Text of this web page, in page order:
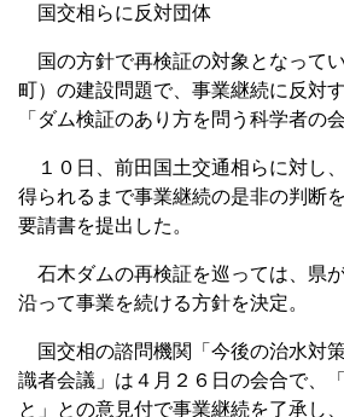
国交相らに反対団体
国の方針で再検証の対象となって
町）の建設問題で、事業継続に反対
「ダム検証のあり方を問う科学者の
１０日、前田国土交通相らに対し
得られるまで事業継続の是非の判断
要請書を提出した。
石木ダムの再検証を巡っては、県
沿って事業を続ける方針を決定。
国交相の諮問機関「今後の治水対
識者会議」は４月２６日の会合で、
と」との意見付で事業継続を了承し